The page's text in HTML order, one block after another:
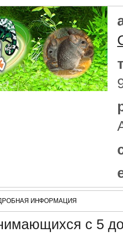
ИНФОРМАЦИЯ
с 5